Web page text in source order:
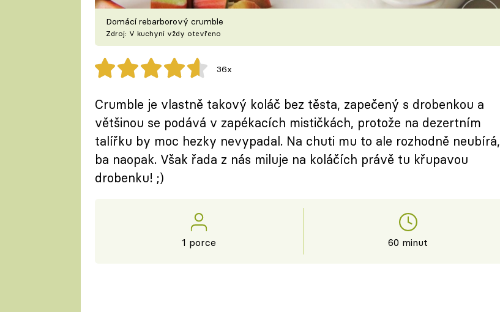
Domácí rebarborový crumble
Zdroj: V kuchyni vždy otevřeno
36x
Crumble je vlastně takový koláč bez těsta, zapečený s drobenkou a
většinou se podává v zapékacích mističkách, protože na dezertním
talířku by moc hezky nevypadal. Na chuti mu to ale rozhodně neubírá,
ba naopak. Však řada z nás miluje na koláčích právě tu křupavou
drobenku! ;)
1 porce 60 minut